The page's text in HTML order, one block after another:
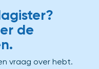
de
vraag over hebt.